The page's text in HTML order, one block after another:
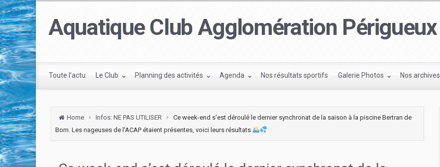
Aquatique Club Agglomération Périgueux
Toute l’actu Le Club Planning des activités Agenda Nos résultats sportifs Galerie Photos Nos archives
Home Infos: NE PAS UTILISER
Ce week-end s’est déroulé le dernier synchronat de la saison à la piscine Bertran de
Born. Les nageuses de l’ACAP étaient présentes, voici leurs résultats